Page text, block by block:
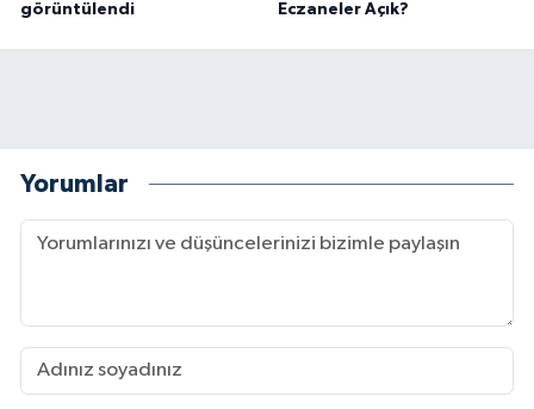
görüntülendi Eczaneler Açık?
Yorumlar